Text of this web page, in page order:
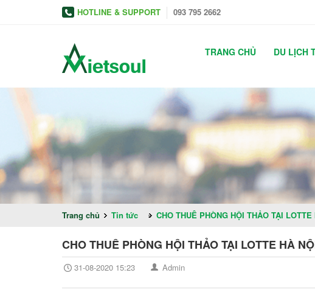
HOTLINE & SUPPORT 093 795 2662
TRANG CHỦ DU LỊCH
Trang chủ Tin tức » CHO THUÊ PHÒNG HỘI THẢO TẠI LOTTE
CHO THUÊ PHÒNG HỘI THẢO TẠI LOTTE HÀ
31-08-2020 15:23 Admin